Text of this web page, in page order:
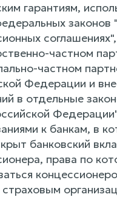
гарантиям,
законов
частном
частном
Федерации и
в отдельные
к банкам, в
банковский
права по
страховым